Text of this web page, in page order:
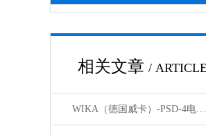
相关文章 / ARTICLE
WIKA（德国威卡）-PSD-4电子压力开关